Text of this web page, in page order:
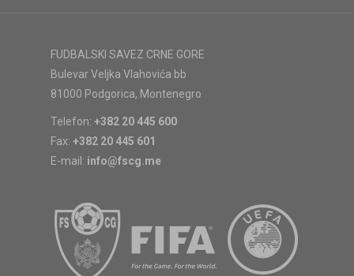
FUDBALSKI SAVEZ CRNE GORE
Bulevar Veljka Vlahovića bb
81000 Podgorica, Montenegro
Telefon: +382 20 445 600
Fax: +382 20 445 601
E-mail: info@fscg.me